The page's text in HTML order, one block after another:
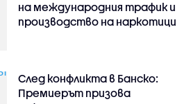
на международния трафик и
производство на наркотици
След конфликта в Банско:
Премиерът призова